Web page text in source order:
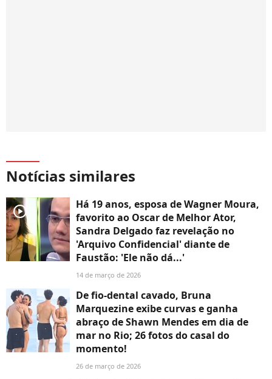
Notícias similares
player2
Há 19 anos, esposa de Wagner Moura,
favorito ao Oscar de Melhor Ator,
Sandra Delgado faz revelação no
'Arquivo Confidencial' diante de
Faustão: 'Ele não dá...'
14 de março de 2026
De fio-dental cavado, Bruna
Marquezine exibe curvas e ganha
abraço de Shawn Mendes em dia de
mar no Rio; 26 fotos do casal do
momento!
26 de março de 2026